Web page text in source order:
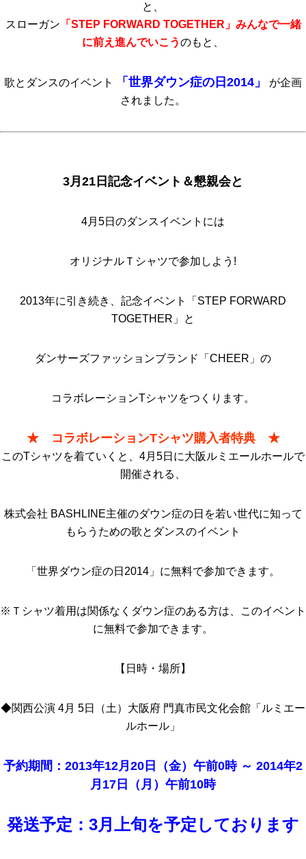
と、
スローガン 「STEP FORWARD TOGETHER」みんなで一緒
に前え進んでいこうのもと、
歌とダンスのイベント 「世界ダウン症の日2014」
が企画
されました。
3月21日記念イベント＆懇親会と
4月5日のダンスイベントには
オリジナルＴシャツで参加しよう!
2013年に引き続き、記念イベント「STEP FORWARD
TOGETHER」と
ダンサーズファッションブランド「CHEER」の
コラボレーションTシャツをつくります。
★ コラボレーションTシャツ購入者特典 ★
このTシャツを着ていくと、4月5日に大阪ルミエールホールで
開催される、
株式会社 BASHLINE主催のダウン症の日を若い世代に知って
もらうための歌とダンスのイベント
「世界ダウン症の日2014」に無料で参加できます。
※Ｔシャツ着用は関係なくダウン症のある方は、このイベント
に無料で参加できます。
【日時・場所】
◆関西公演 4月 5日（土）大阪府 門真市民文化会館「ルミエー
ルホール」
予約期間：2013年12月20日（金）午前0時 ～ 2014年2
月17日（月）午前10時
発送予定：3月上旬を予定しております